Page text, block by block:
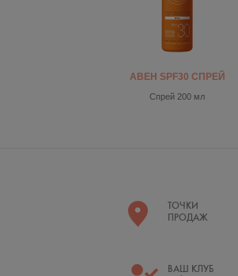
АВЕН SPF30 СПРЕЙ
Спрей 200 мл
ТОЧКИ
ПРОДАЖ
ВАШ КЛУБ